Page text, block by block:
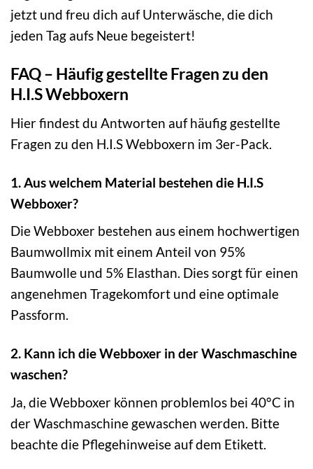
jetzt und freu dich auf Unterwäsche, die dich
jeden Tag aufs Neue begeistert!
FAQ – Häufig gestellte Fragen zu den
H.I.S Webboxern
Hier findest du Antworten auf häufig gestellte
Fragen zu den H.I.S Webboxern im 3er-Pack.
1. Aus welchem Material bestehen die H.I.S
Webboxer?
Die Webboxer bestehen aus einem hochwertigen
Baumwollmix mit einem Anteil von 95%
Baumwolle und 5% Elasthan. Dies sorgt für einen
angenehmen Tragekomfort und eine optimale
Passform.
2. Kann ich die Webboxer in der Waschmaschine
waschen?
Ja, die Webboxer können problemlos bei 40°C in
der Waschmaschine gewaschen werden. Bitte
beachte die Pflegehinweise auf dem Etikett.